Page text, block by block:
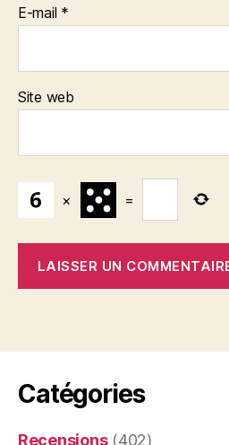
E-mail *
Site web
× =
Catégories
Recensions(402)